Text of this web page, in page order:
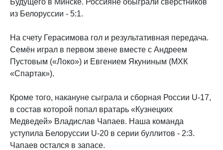
Будущего в Минске. Россияне обыграли сверстников
из Белоруссии - 5:1.
На счету Герасимова гол и результативная передача.
Семён играл в первом звене вместе с Андреем
Пустовым («Локо») и Евгением Якуниным (МХК
«Спартак»).
Кроме того, накануне сыграла и сборная России U-17,
в состав которой попал вратарь «Кузнецких
Медведей» Владислав Чапаев. Наша команда
уступила Белоруссии U-20 в серии буллитов - 2:3.
Чапаев остался в запасе.